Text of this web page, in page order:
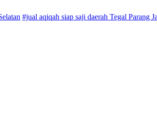
#jual aqiqah siap saji daerah Tegal Parang